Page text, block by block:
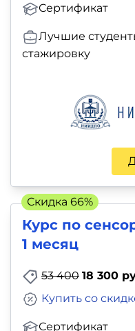
Сертификат
Лучшие
стажировку
Курс по
1 месяц
53 400 18 300
Сертификат
Купить со
Скидка 66%